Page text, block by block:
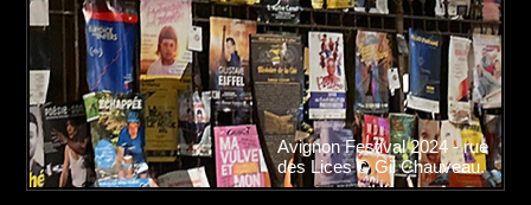
Avignon Festival 2024 - rue
des Lices © Gil Chauveau.